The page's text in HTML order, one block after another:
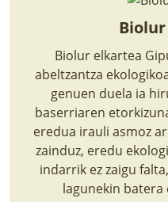
BIZI BARATZEA
SENDABELARRAK
ETXEKO
LANDAREPEDIA
ALBISTEAK
Biolur elkartea
abeltzantza
genuen duela ia
baserriaren
eredua irauli asmoz
zainduz, eredu
indarrik ez zaigu
lagunekin